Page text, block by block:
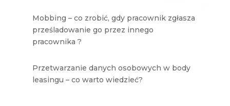
Mobbing – co zrobić, gdy pracownik zgłasza
prześladowanie go przez innego
pracownika ?
Przetwarzanie danych osobowych w body
leasingu – co warto wiedzieć?